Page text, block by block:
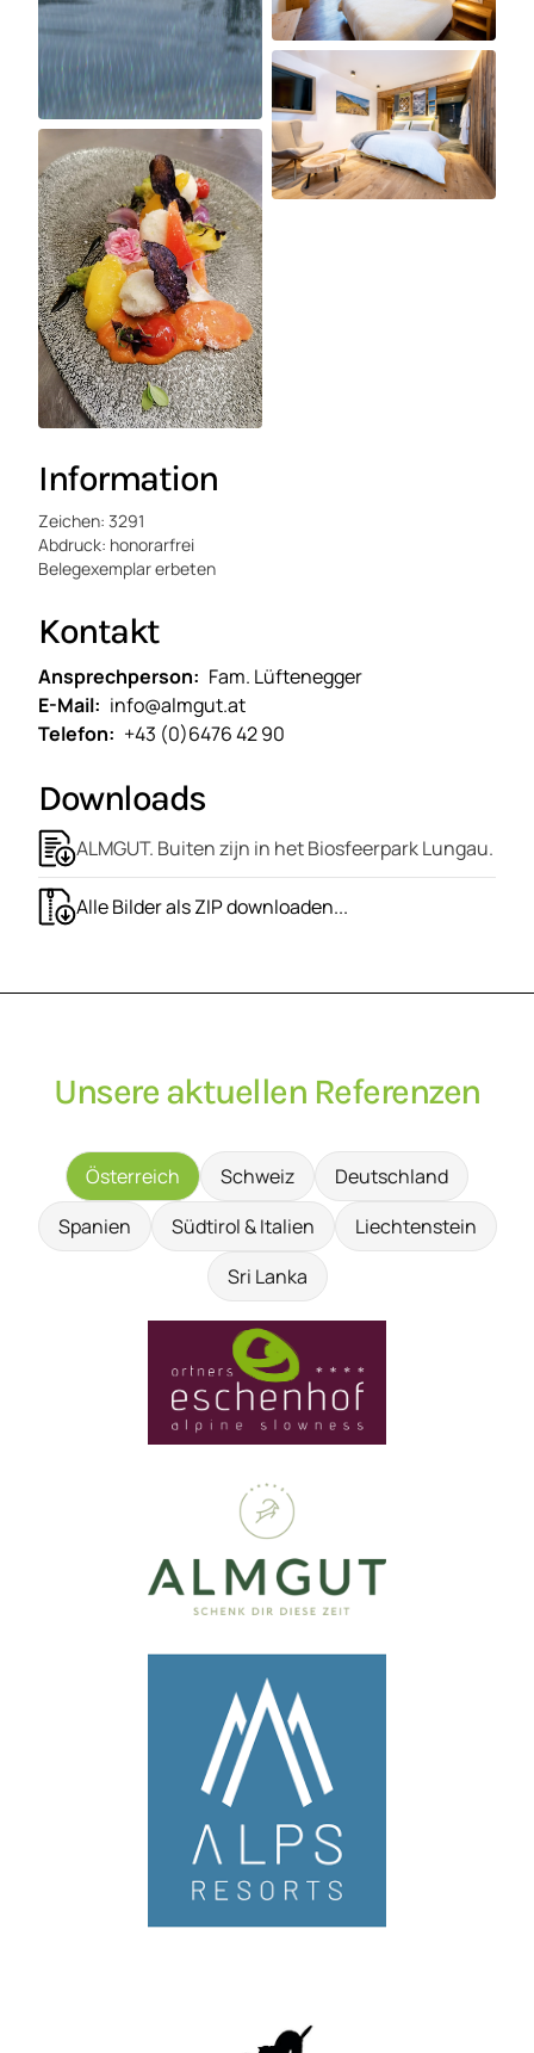
Information
Zeichen: 3291
Abdruck: honorarfrei
Belegexemplar erbeten
Kontakt
Ansprechperson
Fam. Lüftenegger
E-Mail
info@almgut.at
Telefon
+43 (0)6476 42 90
Downloads
ALMGUT. Buiten zijn in het Biosfeerpark Lungau.
Alle Bilder als ZIP downloaden...
Unsere aktuellen Referenzen
Österreich Schweiz
Deutschland
Spanien
Südtirol & Italien
Liechtenstein
Sri Lanka